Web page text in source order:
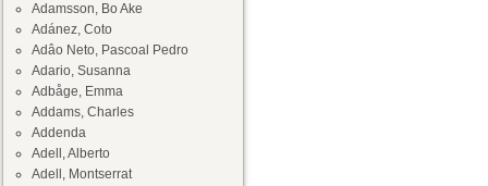
Adamsson, Bo Ake
Adánez, Coto
Adâo Neto, Pascoal Pedro
Adario, Susanna
Adbåge, Emma
Addams, Charles
Addenda
Adell, Alberto
Adell, Montserrat